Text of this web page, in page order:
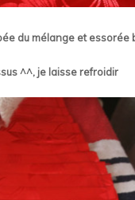
du mélange et essorée
^^, je laisse refroidir